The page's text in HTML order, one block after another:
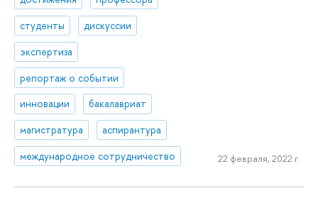
студенты
дискуссии
экспертиза
репортаж о событии
инновации
бакалавриат
магистратура
аспирантура
международное сотрудничество
22 февраля, 2022 г.